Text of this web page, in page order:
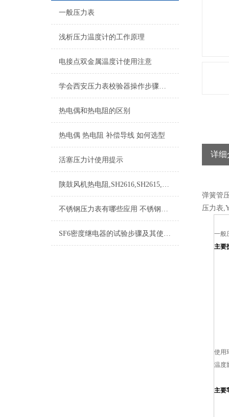
一般压力表
浅析压力温度计的工作原理
电接点双金属温度计使用注意
学会西安压力表校验器操作步骤，再也不用担心了
热电偶和热电阻的区别
热电偶 热电阻 补偿导线 如何选型
活塞压力计使用提示
陕鼓风机热电阻,SH2616,SH2615,SH2620,SH2621
不锈钢压力表有哪些应用 不锈钢压力表的选择方法
SF6密度继电器的试验步骤及其使用注意事项
详细
弹簧管
压力表
一般
主要
使用
温度
主要